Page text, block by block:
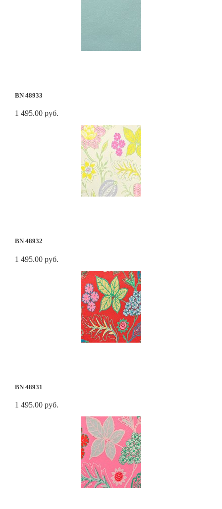
BN 48933
1 495.00 руб.
BN 48932
1 495.00 руб.
BN 48931
1 495.00 руб.